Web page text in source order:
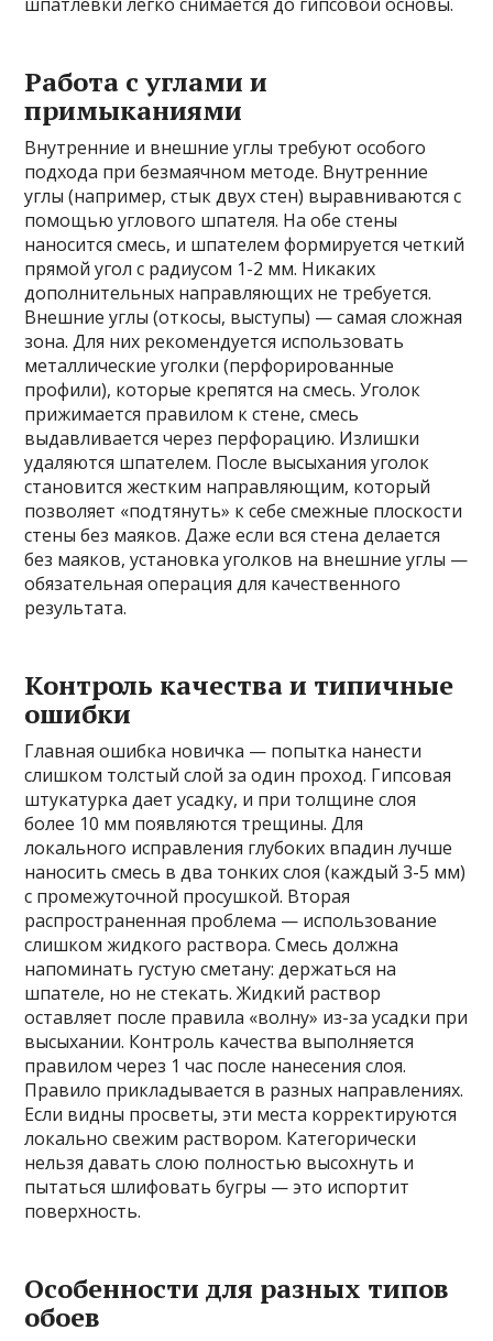
Работа с углами и
примыканиями
Внутренние и внешние углы требуют особого
подхода при безмаячном методе. Внутренние
углы (например, стык двух стен) выравниваются с
помощью углового шпателя. На обе стены
наносится смесь, и шпателем формируется четкий
прямой угол с радиусом 1-2 мм. Никаких
дополнительных направляющих не требуется.
Внешние углы (откосы, выступы) — самая сложная
зона. Для них рекомендуется использовать
металлические уголки (перфорированные
профили), которые крепятся на смесь. Уголок
прижимается правилом к стене, смесь
выдавливается через перфорацию. Излишки
удаляются шпателем. После высыхания уголок
становится жестким направляющим, который
позволяет «подтянуть» к себе смежные плоскости
стены без маяков. Даже если вся стена делается
без маяков, установка уголков на внешние углы —
обязательная операция для качественного
результата.
Контроль качества и типичные
ошибки
Главная ошибка новичка — попытка нанести
слишком толстый слой за один проход. Гипсовая
штукатурка дает усадку, и при толщине слоя
более 10 мм появляются трещины. Для
локального исправления глубоких впадин лучше
наносить смесь в два тонких слоя (каждый 3-5 мм)
с промежуточной просушкой. Вторая
распространенная проблема — использование
слишком жидкого раствора. Смесь должна
напоминать густую сметану: держаться на
шпателе, но не стекать. Жидкий раствор
оставляет после правила «волну» из-за усадки при
высыхании. Контроль качества выполняется
правилом через 1 час после нанесения слоя.
Правило прикладывается в разных направлениях.
Если видны просветы, эти места корректируются
локально свежим раствором. Категорически
нельзя давать слою полностью высохнуть и
пытаться шлифовать бугры — это испортит
поверхность.
Особенности для разных типов
обоев